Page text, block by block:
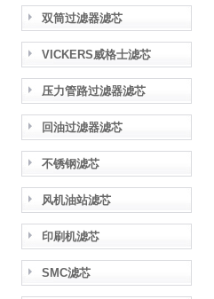
双筒过滤器滤芯
VICKERS威格士滤芯
压力管路过滤器滤芯
回油过滤器滤芯
不锈钢滤芯
风机油站滤芯
印刷机滤芯
SMC滤芯